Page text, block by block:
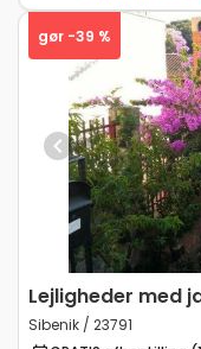
Previous
gør -39 %
Lejligheder med
Sibenik / 23791